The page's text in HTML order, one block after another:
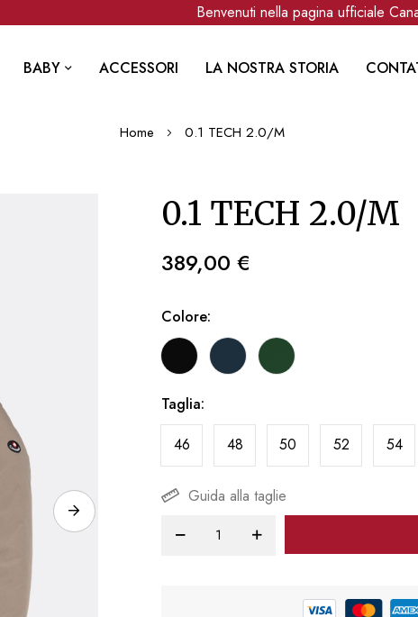
Benvenuti nella pagina ufficiale
BABY ACCESSORI LA NOSTRA STORIA
Home 0.1 TECH 2.0/M
0.1 TECH 2.0/M
389,00 €
Colore
Taglia
46
48 50 52 54
Guida alla taglie